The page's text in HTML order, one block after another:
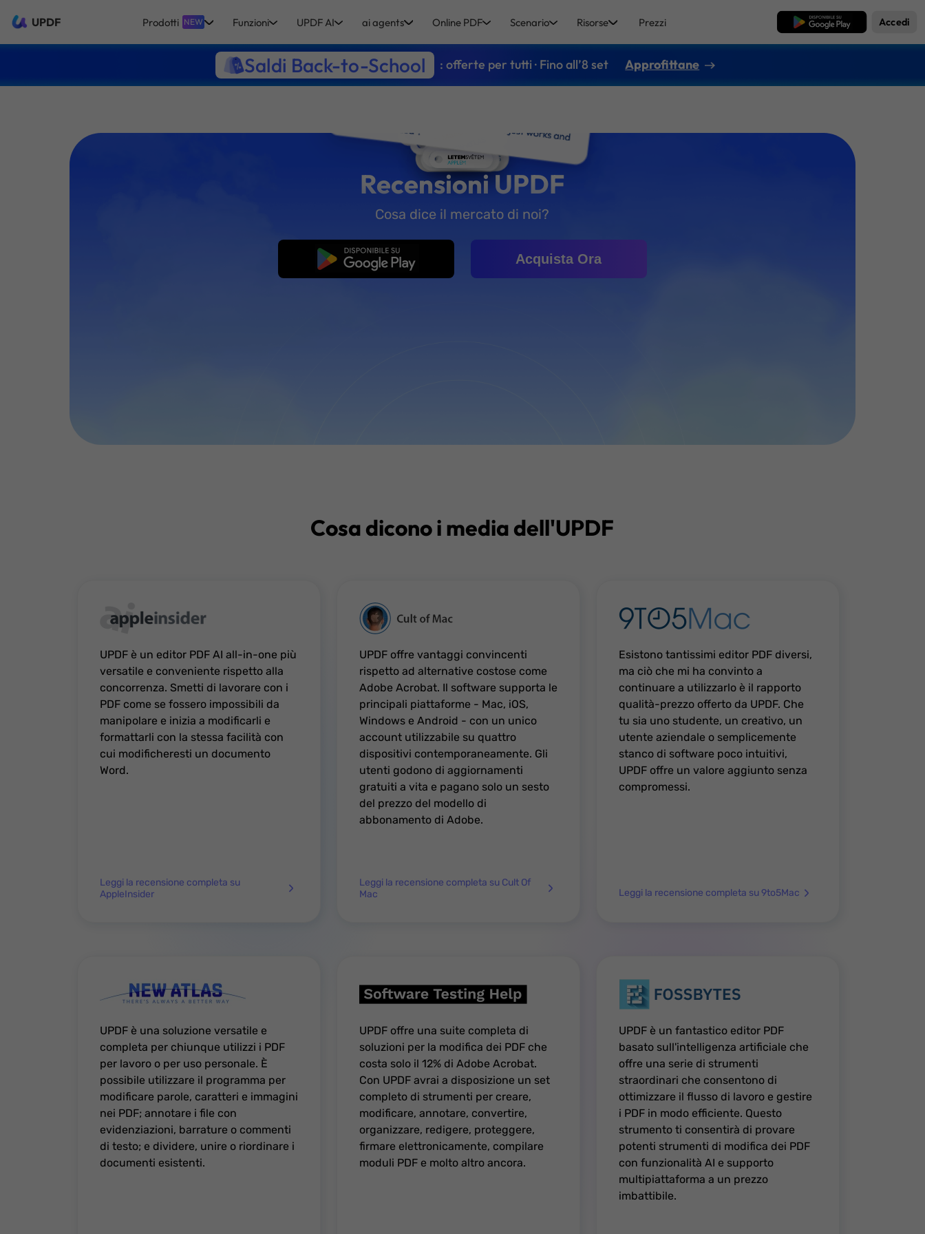
UPDF Prodotti NEW Funzioni UPDF AI ai agents Online PDF Scenario Risorse Prezzi Download Gratis Accedi
Saldi Back-to-School : offerte per tutti · Fino all’8 set Approfittane
Recensioni UPDF
Cosa dice il mercato di noi?
Download Gratis Acquista Ora
Cosa dicono i media dell'UPDF
UPDF è un editor PDF AI all-in-one più
versatile e conveniente rispetto alla
concorrenza. Smetti di lavorare con i
PDF come se fossero impossibili da
manipolare e inizia a modificarli e
formattarli con la stessa facilità con
cui modificheresti un documento
Word.
Leggi la recensione completa su
AppleInsider
UPDF offre vantaggi convincenti
rispetto ad alternative costose come
Adobe Acrobat. Il software supporta le
principali piattaforme - Mac, iOS,
Windows e Android - con un unico
account utilizzabile su quattro
dispositivi contemporaneamente. Gli
utenti godono di aggiornamenti
gratuiti a vita e pagano solo un sesto
del prezzo del modello di
abbonamento di Adobe.
Leggi la recensione completa su Cult Of
Mac
Esistono tantissimi editor PDF diversi,
ma ciò che mi ha convinto a
continuare a utilizzarlo è il rapporto
qualità-prezzo offerto da UPDF. Che
tu sia uno studente, un creativo, un
utente aziendale o semplicemente
stanco di software poco intuitivi,
UPDF offre un valore aggiunto senza
compromessi.
Leggi la recensione completa su 9to5Mac
UPDF è una soluzione versatile e
completa per chiunque utilizzi i PDF
per lavoro o per uso personale. È
possibile utilizzare il programma per
modificare parole, caratteri e immagini
nei PDF; annotare i file con
evidenziazioni, barrature o commenti
di testo; e dividere, unire o riordinare i
documenti esistenti.
UPDF offre una suite completa di
soluzioni per la modifica dei PDF che
costa solo il 12% di Adobe Acrobat.
Con UPDF avrai a disposizione un set
completo di strumenti per creare,
modificare, annotare, convertire,
organizzare, redigere, proteggere,
firmare elettronicamente, compilare
moduli PDF e molto altro ancora.
UPDF è un fantastico editor PDF
basato sull'intelligenza artificiale che
offre una serie di strumenti
straordinari che consentono di
ottimizzare il flusso di lavoro e gestire
i PDF in modo efficiente. Questo
strumento ti consentirà di provare
potenti strumenti di modifica dei PDF
con funzionalità AI e supporto
multipiattaforma a un prezzo
imbattibile.